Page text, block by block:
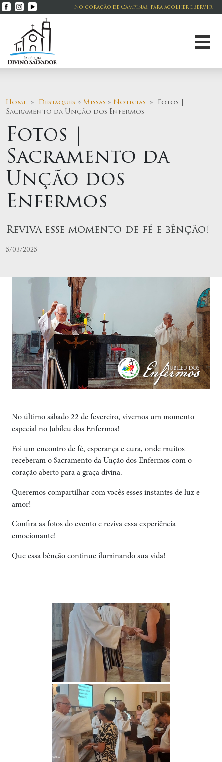
No coração de Campinas, para acolher e servir
Home » Destaques » Missas » Noticias » Fotos |
Sacramento da Unção dos Enfermos
Fotos |
Sacramento da
Unção dos
Enfermos
Reviva esse momento de fé e bênção!
5/03/2025
No último sábado 22 de fevereiro, vivemos um momento
especial no Jubileu dos Enfermos!
Foi um encontro de fé, esperança e cura, onde muitos
receberam o Sacramento da Unção dos Enfermos com o
coração aberto para a graça divina.
Queremos compartilhar com vocês esses instantes de luz e
amor!
Confira as fotos do evento e reviva essa experiência
emocionante!
Que essa bênção continue iluminando sua vida!